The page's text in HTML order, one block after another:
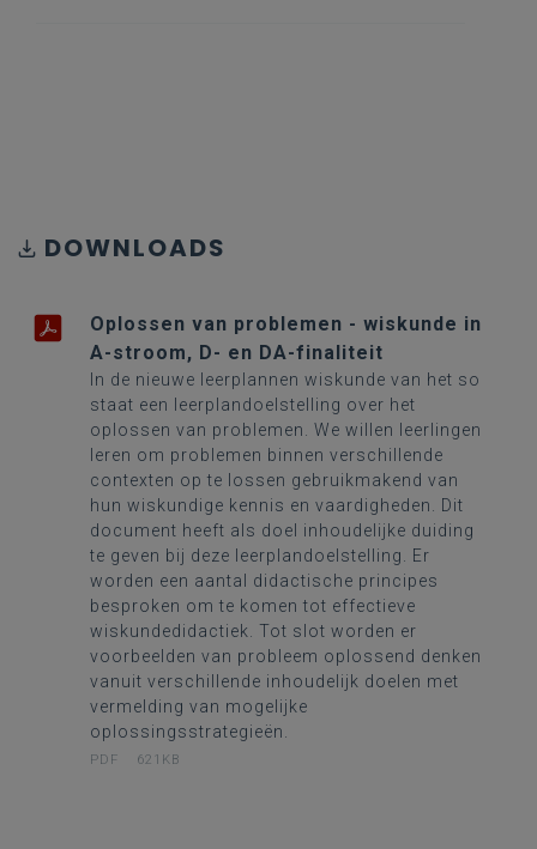
DOWNLOADS
Oplossen van problemen - wiskunde in
A-stroom, D- en DA-finaliteit
In de nieuwe leerplannen wiskunde van het so
staat een leerplandoelstelling over het
oplossen van problemen. We willen leerlingen
leren om problemen binnen verschillende
contexten op te lossen gebruikmakend van
hun wiskundige kennis en vaardigheden. Dit
document heeft als doel inhoudelijke duiding
te geven bij deze leerplandoelstelling. Er
worden een aantal didactische principes
besproken om te komen tot effectieve
wiskundedidactiek. Tot slot worden er
voorbeelden van probleem oplossend denken
vanuit verschillende inhoudelijk doelen met
vermelding van mogelijke
oplossingsstrategieën.
PDF 621KB